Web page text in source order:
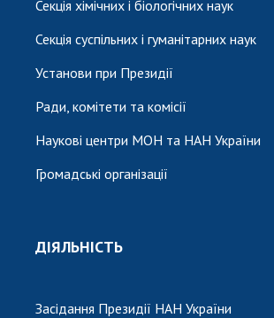
Секція хімічних і біологічних наук
Секція суспільних і гуманітарних наук
Установи при Президії
Ради, комітети та комісії
Наукові центри МОН та НАН України
Громадські організації
ДІЯЛЬНІСТЬ
Засідання Президії НАН України